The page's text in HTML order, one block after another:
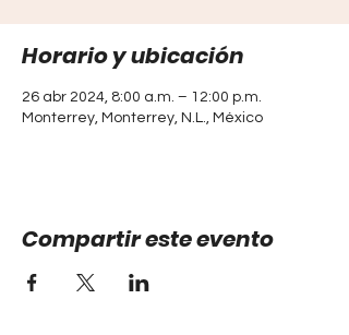
Horario y ubicación
26 abr 2024, 8:00 a.m. – 12:00 p.m.
Monterrey, Monterrey, N.L., México
Compartir este evento